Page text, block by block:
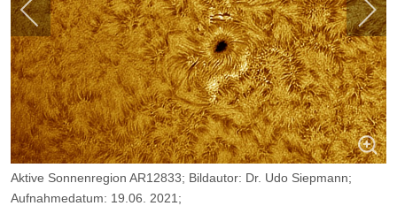
Aktive Sonnenregion AR12833; Bildautor: Dr. Udo Siepmann;
Aufnahmedatum: 19.06. 2021;